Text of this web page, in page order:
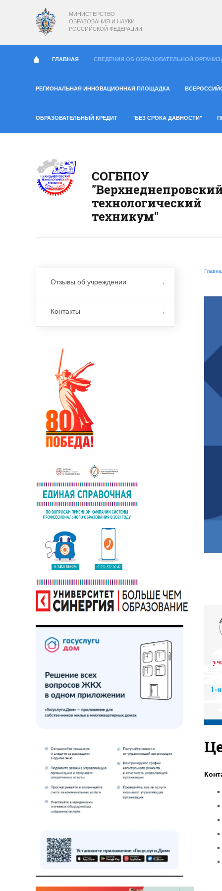
МИНИСТЕРСТВО
ОБРАЗОВАНИЯ И НАУКИ
РОССИЙСКОЙ ФЕДЕРАЦИИ
ГЛАВНАЯ СВЕДЕНИЯ ОБ ОБРАЗОВАТЕЛЬНОЙ
РЕГИОНАЛЬНАЯ ИННОВАЦИОННАЯ ПЛОЩАДКА
ОБРАЗОВАТЕЛЬНЫЙ КРЕДИТ "БЕЗ СРОКА ДАВНОСТИ"
СОГБПОУ
технологический
техникум"
Отзывы об учреждении
Контакты